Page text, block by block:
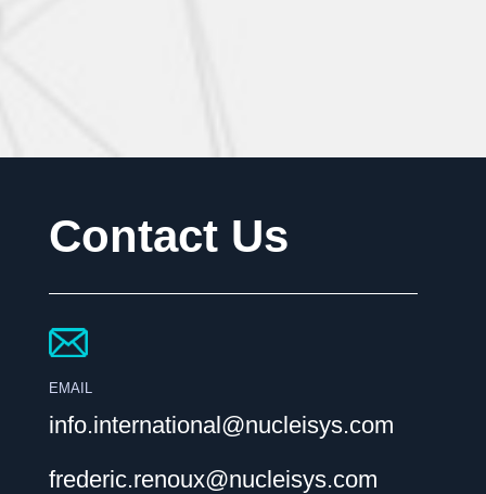
Contact Us
EMAIL
info.international@nucleisys.com
frederic.renoux@nucleisys.com